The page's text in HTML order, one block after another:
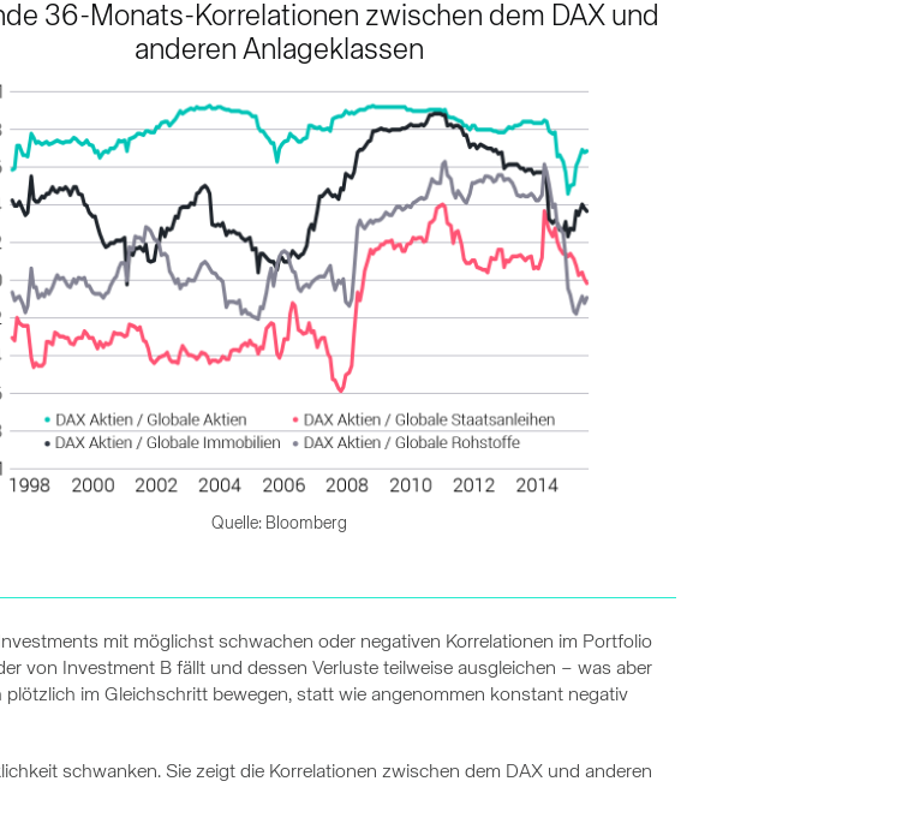
36-Monats-Korrelationen zwischen dem DAX und
anderen Anlageklassen
Quelle: Bloomberg
mit möglichst schwachen oder negativen Korrelationen im Portfolio
von Investment B fällt und dessen Verluste teilweise ausgleichen – was aber
im Gleichschritt bewegen, statt wie angenommen konstant negativ
schwanken. Sie zeigt die Korrelationen zwischen dem DAX und anderen